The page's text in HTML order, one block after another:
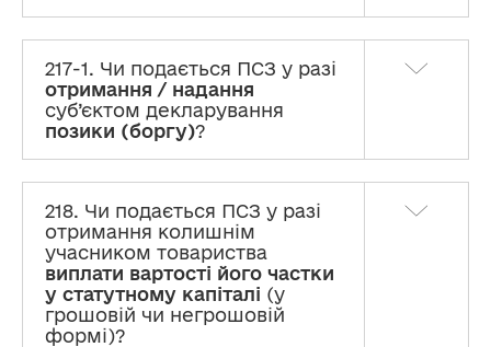
217-1. Чи подається ПСЗ у разі
отримання / надання
суб’єктом декларування
позики (боргу)?
218. Чи подається ПСЗ у разі
отримання колишнім
учасником товариства
виплати вартості його частки
у статутному капіталі (у
грошовій чи негрошовій
формі)?